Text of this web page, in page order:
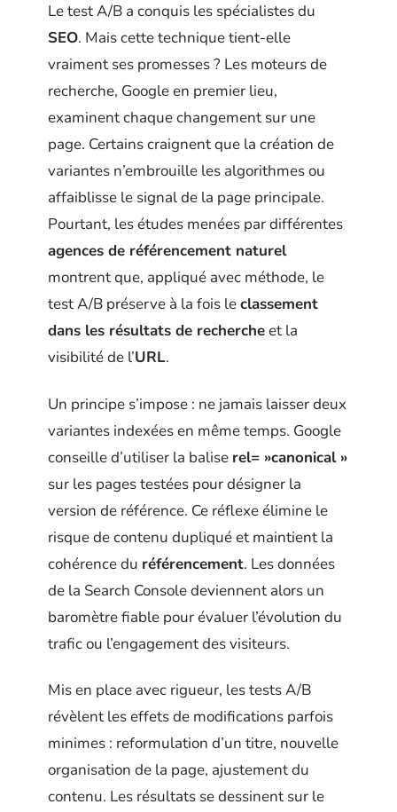
Le test A/B a conquis les spécialistes du
SEO. Mais cette technique tient-elle
vraiment ses promesses ? Les moteurs de
recherche, Google en premier lieu,
examinent chaque changement sur une
page. Certains craignent que la création de
variantes n’embrouille les algorithmes ou
affaiblisse le signal de la page principale.
Pourtant, les études menées par différentes
agences de référencement naturel
montrent que, appliqué avec méthode, le
test A/B préserve à la fois leclassement
dans les résultats de rechercheet la
visibilité de l’URL.
Un principe s’impose : ne jamais laisser deux
variantes indexées en même temps. Google
conseille d’utiliser la balise rel= »canonical »
sur les pages testées pour désigner la
version de référence. Ce réflexe élimine le
risque de contenu dupliqué et maintient la
cohérence du référencement. Les données
de la Search Console deviennent alors un
baromètre fiable pour évaluer l’évolution du
trafic ou l’engagement des visiteurs.
Mis en place avec rigueur, les tests A/B
révèlent les effets de modifications parfois
minimes : reformulation d’un titre, nouvelle
organisation de la page, ajustement du
contenu. Les résultats se dessinent sur le